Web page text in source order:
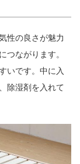
性の良さが魅力
つながります。
いです。中に入
除湿剤を入れて